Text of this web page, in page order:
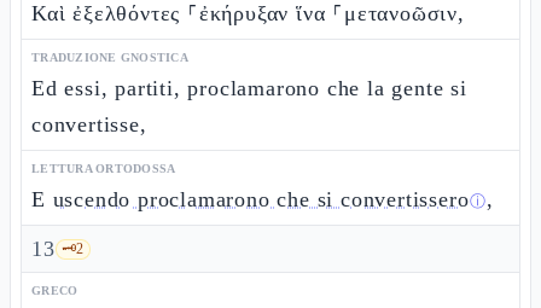
Καὶ ἐξελθόντες ⸀ἐκήρυξαν ἵνα ⸀μετανοῶσιν,
TRADUZIONE GNOSTICA
Ed essi, partiti, proclamarono che la gente si
convertisse,
LETTURA ORTODOSSA
E uscendo proclamarono che si convertisseroⓘ,
13 🗝️2
GRECO